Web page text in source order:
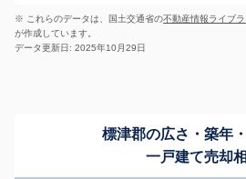
※ これらのデータは、国土交通省の不動産情報ライブラ
が作成しています。
データ更新日: 2025年10月29日
標津郡の広さ・築年
一戸建て売却